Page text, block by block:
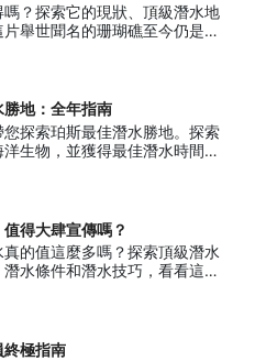
？探索它的現狀、頂級潛水地
舉世聞名的珊瑚礁至今仍是潛
地：全年指南
探索珀斯最佳潛水勝地。探索
生物，並獲得最佳潛水時間和
得大肆宣傳嗎？
的值這麼多嗎？探索頂級潛水
水條件和潛水技巧，看看這座
終極指南